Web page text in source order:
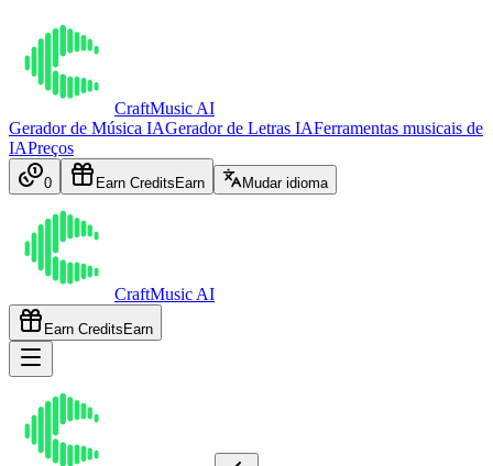
CraftMusic AI
Gerador de Música IAGerador de Letras IAFerramentas musicais de
IAPreços
0 Earn Credits Earn Mudar idioma
CraftMusic AI
Earn Credits Earn